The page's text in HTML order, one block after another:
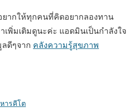
ยากให้ทุกคนที่คิดอยากลองทาน
เพิ่มเติมดูนะค่ะ แอดมินเป็นกำลังใจ
ดีๆจาก คลังความรู้สุขภาพ
ารคีโต